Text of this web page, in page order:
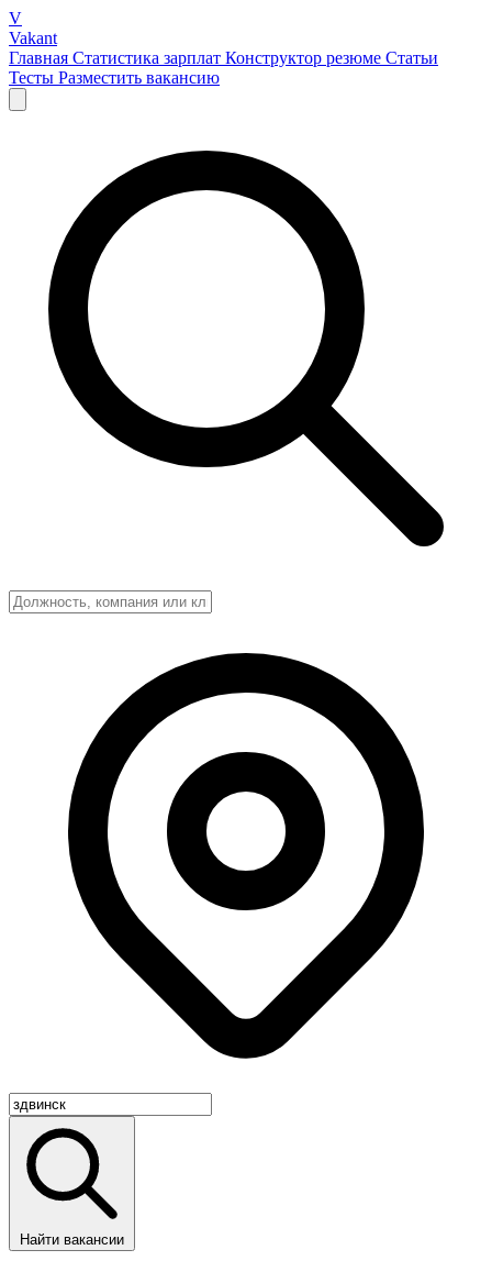
V
Vakant
Главная Статистика зарплат Конструктор резюме Статьи
Тесты Разместить вакансию
Найти вакансии